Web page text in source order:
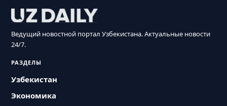
Ведущий новостной портал Узбекистана. Актуальные новости
24/7.
РАЗДЕЛЫ
Узбекистан
Экономика